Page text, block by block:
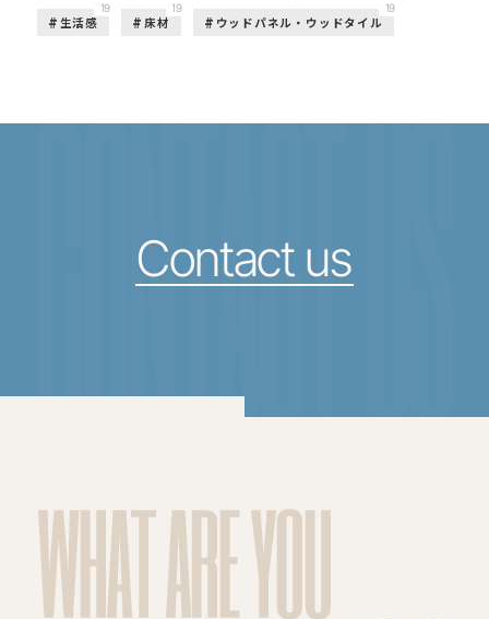
生活感
19
床材
19
ウッドパネル・ウッドタイル
19
CONTACT US
Contact us
WHAT ARE YOU